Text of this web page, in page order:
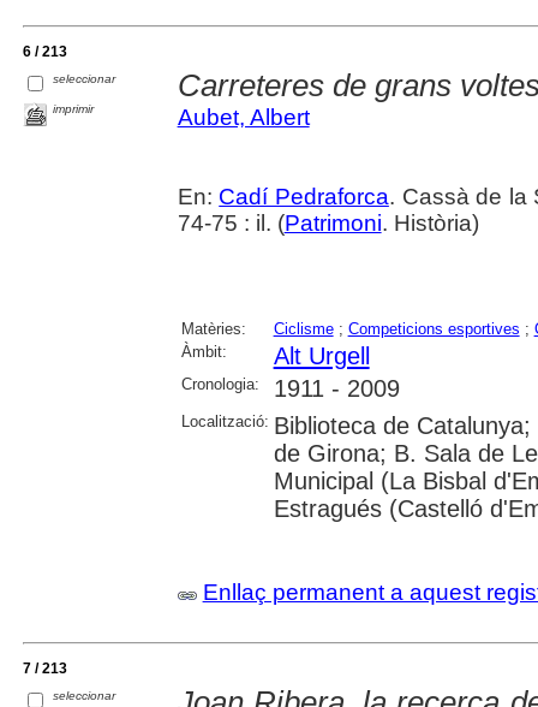
6 / 213
seleccionar
imprimir
Carreteres de grans
Aubet, Albert
En: Cadí Pedraforca. Cassà de la
74-75 : il. (Patrimoni. Història)
Matèries: Ciclisme; Competicions esportives ;
Àmbit:
Alt Urgell
Cronologia: 1911 - 2009
Localització: Biblioteca de
de Girona; B. Sala de
Municipal (La Bisbal
Estragués (Castelló
Enllaç permanent a aquest
7 / 213
seleccionar